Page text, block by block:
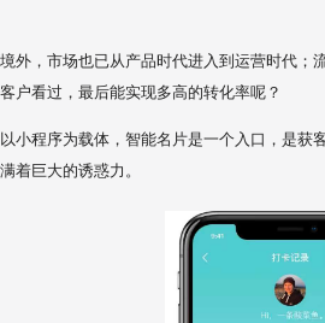
外，市场也已从产品时代进入到运营时代
户看过，最后能实现多高的转化率呢？
小程序为载体，智能名片是一个入口，是
着巨大的诱惑力。